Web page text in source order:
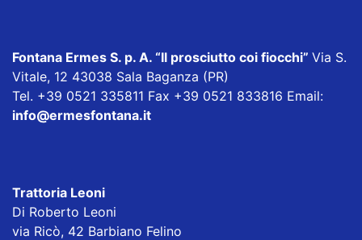
Fontana Ermes S. p. A. “Il prosciutto coi fiocchi” Via S.
Vitale, 12 43038 Sala Baganza (PR)
Tel. +39 0521 335811 Fax +39 0521 833816 Email:
info@ermesfontana.it
Trattoria Leoni
Di Roberto Leoni
via Ricò, 42 Barbiano Felino